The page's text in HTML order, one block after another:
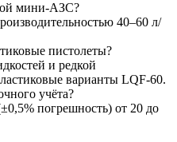
мини-АЗС?
40–60 л/
пистолеты?
и редкой
варианты LQF-60.
учёта?
погрешность) от 20 до